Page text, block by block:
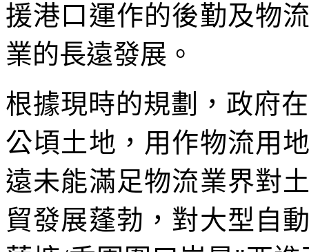
援港口運作的後勤及物
業的長遠發展。
根據現時的規劃，政府
公頃土地，用作物流用
遠未能滿足物流業界對
貿發展蓬勃，對大型自